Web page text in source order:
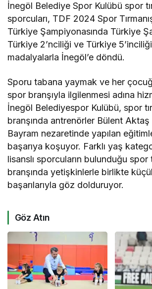
İnegöl Belediye Spor Kulübü spor
sporcuları, TDF 2024 Spor
Türkiye Şampiyonasında Türkiye
Türkiye 2’nciliği ve Türkiye
madalyalarla İnegöl’e döndü.
Sporu tabana yaymak ve her
spor branşıyla ilgilenmesi adına
İnegöl Belediyespor Kulübü, spor
branşında antrenörler Bülent
Bayram nezaretinde yapılan
başarıya koşuyor. Farklı yaş
lisanslı sporcuların bulunduğu spor
branşında yetişkinlerle birlikte
başarılarıyla göz dolduruyor.
Göz Atın